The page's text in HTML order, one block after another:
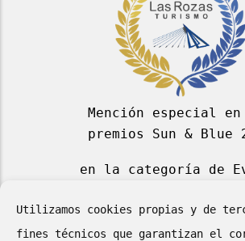
Mención especial
premios Sun & Blue
en la categoría de
Utilizamos cookies propias y de
fines técnicos que garantizan el